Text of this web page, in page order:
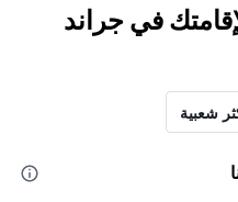
في جراند
شعبية